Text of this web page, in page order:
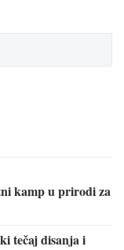
kamp u prirodi za
tečaj disanja i